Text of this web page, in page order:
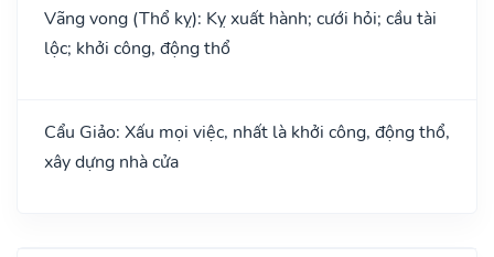
Vãng vong (Thổ kỵ): Kỵ xuất hành; cưới hỏi; cầu tài
lộc; khởi công, động thổ
Cẩu Giảo: Xấu mọi việc, nhất là khởi công, động thổ,
xây dựng nhà cửa